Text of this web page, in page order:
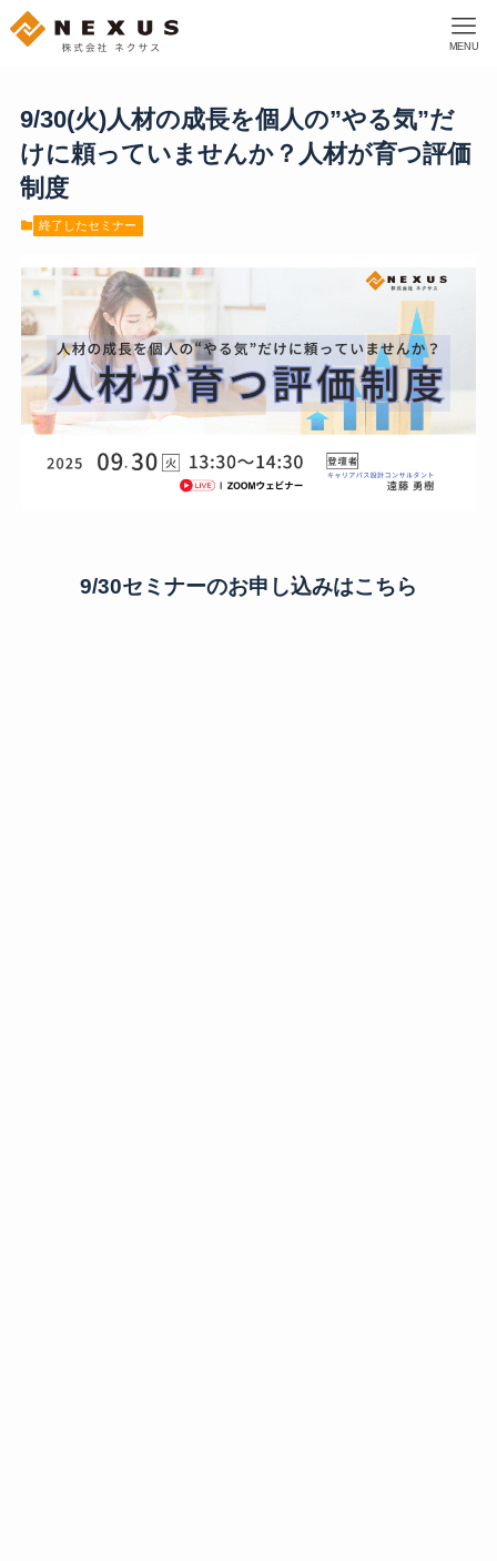
MENU
9/30(火)人材の成長を個人の”やる気”だ
けに頼っていませんか？人材が育つ評価
制度
終了したセミナー
9/30セミナーのお申し込みはこちら